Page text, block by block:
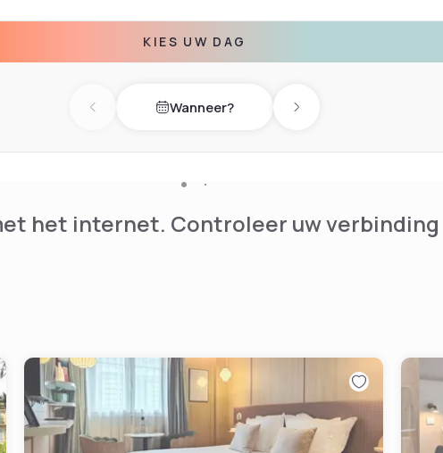
KIES UW DAG
Previous dayWanneer? Next day
het internet. Controleer uw